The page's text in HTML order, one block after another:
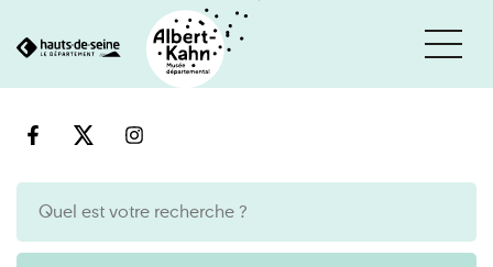
au
Cookies et traceurs utilisés sur ce site